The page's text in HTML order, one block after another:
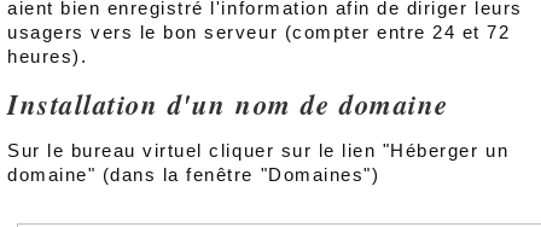
aient bien enregistré l'information afin de diriger leurs
usagers vers le bon serveur (compter entre 24 et 72
heures).
Installation d'un nom de domaine
Sur le bureau virtuel cliquer sur le lien "Héberger un
domaine" (dans la fenêtre "Domaines")